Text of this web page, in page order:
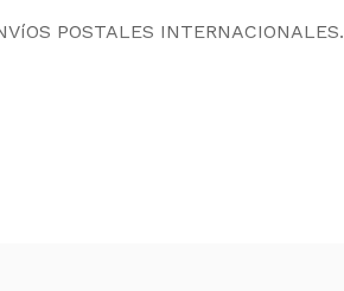
POSTALES INTERNACIONALES.